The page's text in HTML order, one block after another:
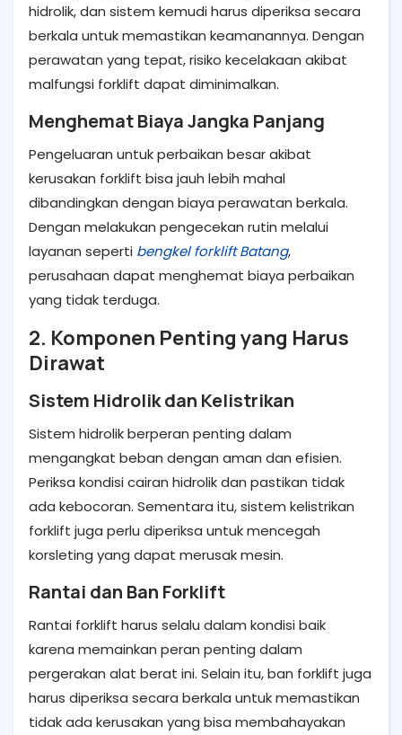
hidrolik, dan sistem kemudi harus diperiksa secara
berkala untuk memastikan keamanannya. Dengan
perawatan yang tepat, risiko kecelakaan akibat
malfungsi forklift dapat diminimalkan.
Menghemat Biaya Jangka Panjang
Pengeluaran untuk perbaikan besar akibat
kerusakan forklift bisa jauh lebih mahal
dibandingkan dengan biaya perawatan berkala.
Dengan melakukan pengecekan rutin melalui
layanan seperti bengkel forklift Batang,
perusahaan dapat menghemat biaya perbaikan
yang tidak terduga.
2. Komponen Penting yang Harus
Dirawat
Sistem Hidrolik dan Kelistrikan
Sistem hidrolik berperan penting dalam
mengangkat beban dengan aman dan efisien.
Periksa kondisi cairan hidrolik dan pastikan tidak
ada kebocoran. Sementara itu, sistem kelistrikan
forklift juga perlu diperiksa untuk mencegah
korsleting yang dapat merusak mesin.
Rantai dan Ban Forklift
Rantai forklift harus selalu dalam kondisi baik
karena memainkan peran penting dalam
pergerakan alat berat ini. Selain itu, ban forklift juga
harus diperiksa secara berkala untuk memastikan
tidak ada kerusakan yang bisa membahayakan